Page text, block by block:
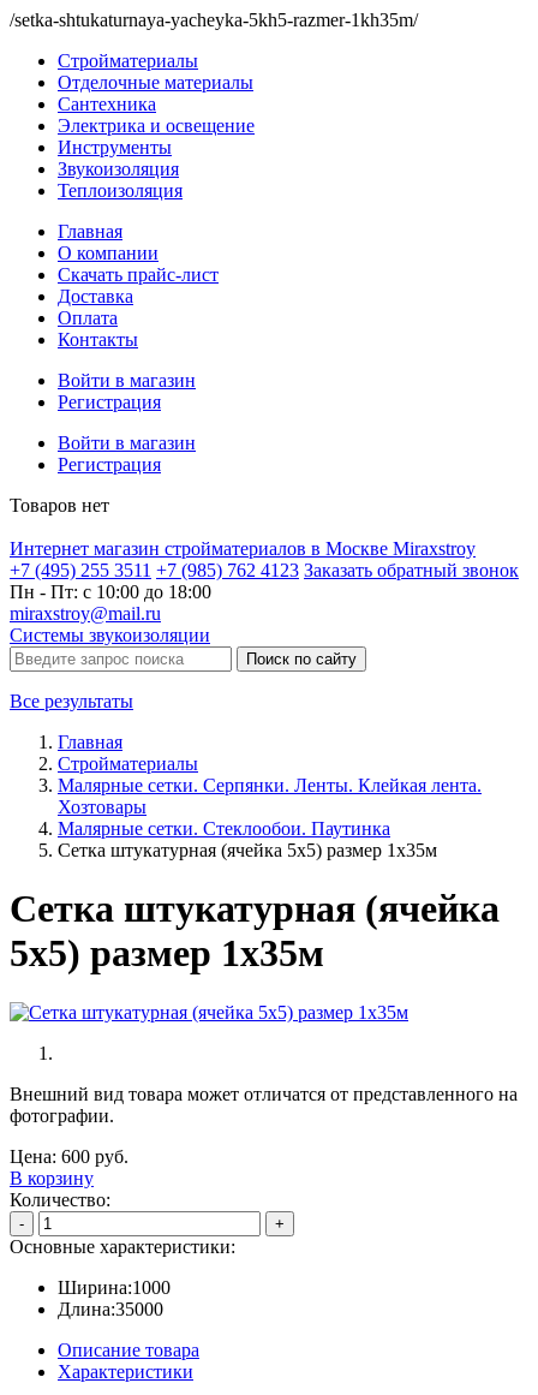
/setka-shtukaturnaya-yacheyka-5kh5-razmer-1kh35m/
Стройматериалы
Отделочные материалы
Сантехника
Электрика и освещение
Инструменты
Звукоизоляция
Теплоизоляция
Главная
О компании
Скачать прайс-лист
Доставка
Оплата
Контакты
Войти в магазин
Регистрация
Войти в магазин
Регистрация
Товаров нет
Интернет магазин стройматериалов в Москве Miraxstroy
+7 (495) 255 3511 +7 (985) 762 4123 Заказать обратный звонок
Пн - Пт: с 10:00 до 18:00
miraxstroy@mail.ru
Системы звукоизоляции
Поиск по сайту
Все результаты
Главная
Стройматериалы
Малярные сетки. Серпянки. Ленты. Клейкая лента.
Хозтовары
Малярные сетки. Стеклообои. Паутинка
Сетка штукатурная (ячейка 5х5) размер 1х35м
Сетка штукатурная (ячейка
5х5) размер 1х35м
Внешний вид товара может отличатся от представленного на
фотографии.
Цена: 600 руб.
В корзину
Количество:
- +
Основные характеристики:
Ширина:1000
Длина:35000
Описание товара
Характеристики